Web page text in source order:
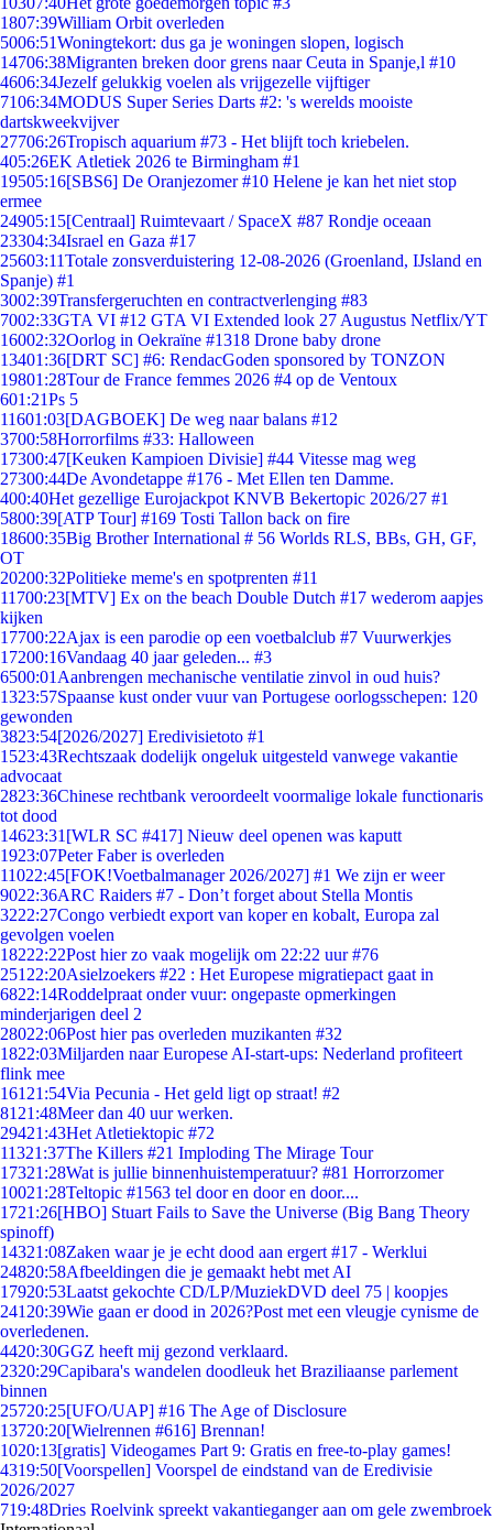
1807:39William Orbit overleden
5006:51Woningtekort: dus ga je woningen slopen, logisch
14706:38Migranten breken door grens naar Ceuta in Spanje,l #10
4606:34Jezelf gelukkig voelen als vrijgezelle vijftiger
7106:34MODUS Super Series Darts #2: 's werelds mooiste
dartskweekvijver
27706:26Tropisch aquarium #73 - Het blijft toch kriebelen.
405:26EK Atletiek 2026 te Birmingham #1
19505:16[SBS6] De Oranjezomer #10 Helene je kan het niet stop
ermee
24905:15[Centraal] Ruimtevaart / SpaceX #87 Rondje oceaan
23304:34Israel en Gaza #17
25603:11Totale zonsverduistering 12-08-2026 (Groenland, IJsland en
Spanje) #1
3002:39Transfergeruchten en contractverlenging #83
7002:33GTA VI #12 GTA VI Extended look 27 Augustus Netflix/YT
16002:32Oorlog in Oekraïne #1318 Drone baby drone
13401:36[DRT SC] #6: RendacGoden sponsored by TONZON
19801:28Tour de France femmes 2026 #4 op de Ventoux
601:21Ps 5
11601:03[DAGBOEK] De weg naar balans #12
3700:58Horrorfilms #33: Halloween
17300:47[Keuken Kampioen Divisie] #44 Vitesse mag weg
27300:44De Avondetappe #176 - Met Ellen ten Damme.
400:40Het gezellige Eurojackpot KNVB Bekertopic 2026/27 #1
5800:39[ATP Tour] #169 Tosti Tallon back on fire
18600:35Big Brother International # 56 Worlds RLS, BBs, GH, GF,
OT
20200:32Politieke meme's en spotprenten #11
11700:23[MTV] Ex on the beach Double Dutch #17 wederom aapjes
kijken
17700:22Ajax is een parodie op een voetbalclub #7 Vuurwerkjes
17200:16Vandaag 40 jaar geleden... #3
6500:01 Aanbrengen mechanische ventilatie zinvol in oud huis?
1323:57Spaanse kust onder vuur van Portugese oorlogsschepen: 120
gewonden
3823:54[2026/2027] Eredivisietoto #1
1523:43Rechtszaak dodelijk ongeluk uitgesteld vanwege vakantie
advocaat
2823:36Chinese rechtbank veroordeelt voormalige lokale functionaris
tot dood
14623:31 [WLR SC #417] Nieuw deel openen was kaputt
1923:07Peter Faber is overleden
11022:45[FOK!Voetbalmanager 2026/2027] #1 We zijn er weer
9022:36ARC Raiders #7 - Don’t forget about Stella Montis
3222:27Congo verbiedt export van koper en kobalt, Europa zal
gevolgen voelen
18222:22Post hier zo vaak mogelijk om 22:22 uur #76
251 22:20Asielzoekers #22 : Het Europese migratiepact gaat in
6822:14Roddelpraat onder vuur: ongepaste opmerkingen
minderjarigen deel 2
28022:06Post hier pas overleden muzikanten #32
1822:03Miljarden naar Europese AI-start-ups: Nederland profiteert
flink mee
161 21:54Via Pecunia - Het geld ligt op straat! #2
81 21:48Meer dan 40 uur werken.
29421:43Het Atletiektopic #72
11321:37The Killers #21 Imploding The Mirage Tour
17321:28Wat is jullie binnenhuistemperatuur? #81 Horrorzomer
10021:28Teltopic #1563 tel door en door en door....
1721:26[HBO] Stuart Fails to Save the Universe (Big Bang Theory
spinoff)
14321:08Zaken waar je je echt dood aan ergert #17 - Werklui
24820:58Afbeeldingen die je gemaakt hebt met AI
17920:53Laatst gekochte CD/LP/MuziekDVD deel 75 | koopjes
241 20:39Wie gaan er dood in 2026?Post met een vleugje cynisme de
overledenen.
4420:30GGZ heeft mij gezond verklaard.
2320:29Capibara's wandelen doodleuk het Braziliaanse parlement
binnen
25720:25[UFO/UAP] #16 The Age of Disclosure
13720:20[Wielrennen #616] Brennan!
1020:13[gratis] Videogames Part 9: Gratis en free-to-play games!
4319:50[Voorspellen] Voorspel de eindstand van de Eredivisie
2026/2027
719:48Dries Roelvink spreekt vakantieganger aan om gele zwembroek